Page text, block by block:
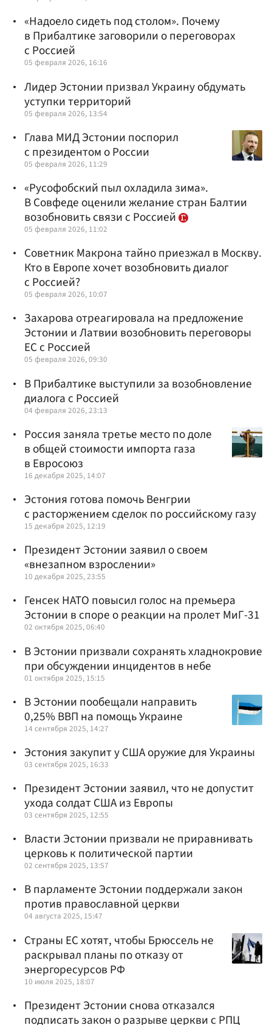
«Надоело сидеть под столом». Почему
в Прибалтике заговорили о переговорах
с Россией
05 февраля 2026, 16:16
Лидер Эстонии призвал Украину обдумать
уступки территорий
05 февраля 2026, 13:54
Глава МИД Эстонии поспорил
с президентом о России
05 февраля 2026, 11:29
«Русофобский пыл охладила зима».
В Совфеде оценили желание стран Балтии
возобновить связи с Россией
05 февраля 2026, 11:02
Советник Макрона тайно приезжал в Москву.
Кто в Европе хочет возобновить диалог
с Россией?
05 февраля 2026, 10:07
Захарова отреагировала на предложение
Эстонии и Латвии возобновить переговоры
ЕС с Россией
05 февраля 2026, 09:30
В Прибалтике выступили за возобновление
диалога с Россией
04 февраля 2026, 23:13
Россия заняла третье место по доле
в общей стоимости импорта газа
в Евросоюз
16 декабря 2025, 14:07
Эстония готова помочь Венгрии
с расторжением сделок по российскому газу
15 декабря 2025, 12:19
Президент Эстонии заявил о своем
«внезапном взрослении»
10 декабря 2025, 23:55
Генсек НАТО повысил голос на премьера
Эстонии в споре о реакции на пролет МиГ-31
02 октября 2025, 06:40
В Эстонии призвали сохранять хладнокровие
при обсуждении инцидентов в небе
01 октября 2025, 15:15
В Эстонии пообещали направить
0,25% ВВП на помощь Украине
14 сентября 2025, 14:27
Эстония закупит у США оружие для Украины
03 сентября 2025, 16:33
Президент Эстонии заявил, что не допустит
ухода солдат США из Европы
03 сентября 2025, 12:55
Власти Эстонии призвали не приравнивать
церковь к политической партии
02 сентября 2025, 13:57
В парламенте Эстонии поддержали закон
против православной церкви
04 августа 2025, 15:47
Страны ЕС хотят, чтобы Брюссель не
раскрывал планы по отказу от
энергоресурсов РФ
10 июля 2025, 18:07
Президент Эстонии снова отказался
подписать закон о разрыве церкви с РПЦ